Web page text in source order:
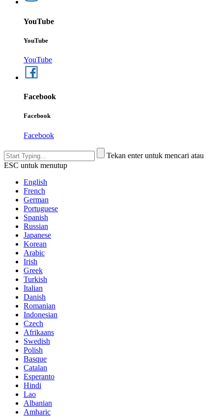
YouTube
YouTube
YouTube
Facebook
Facebook
Facebook
Tekan enter untuk mencari atau
ESC untuk menutup
English
French
German
Portuguese
Spanish
Russian
Japanese
Korean
Arabic
Irish
Greek
Turkish
Italian
Danish
Romanian
Indonesian
Czech
Afrikaans
Swedish
Polish
Basque
Catalan
Esperanto
Hindi
Lao
Albanian
Amharic